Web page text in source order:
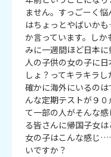
ません。すっごーく
はちょっとやばいか
か言っています。し
みに一週間ほど日本
人の子供の女の子に
しょ？ってキラキラ
確かに海外にいるの
んな定期テストが９
て一部の人がそんな
る皆さんに帰国子女
女の子はこんな感じ
いですか？